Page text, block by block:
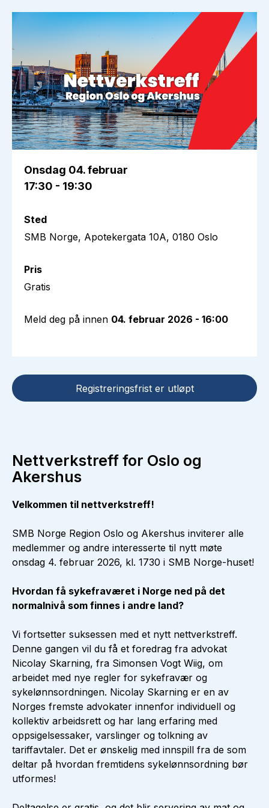
Nettverkstreff for Oslo og
Akershus
Velkommen til nettverkstreff!
SMB Norge Region Oslo og Akershus inviterer alle
medlemmer og andre interesserte til nytt møte
onsdag 4. februar 2026, kl. 1730 i SMB Norge-huset!
Hvordan få sykefraværet i Norge ned på det
normalnivå som finnes i andre land?
Vi fortsetter suksessen med et nytt nettverkstreff.
Denne gangen vil du få et foredrag fra advokat
Nicolay Skarning, fra Simonsen Vogt Wiig, om
arbeidet med nye regler for sykefravær og
sykelønnsordningen. Nicolay Skarning er en av
Norges fremste advokater innenfor individuell og
kollektiv arbeidsrett og har lang erfaring med
oppsigelsessaker, varslinger og tolkning av
tariffavtaler. Det er ønskelig med innspill fra de som
deltar på hvordan fremtidens sykelønnsordning bør
utformes!
Onsdag 04. februar
17:30 - 19:30
Sted
SMB Norge, Apotekergata 10A, 0180 Oslo
Pris
Gratis
Meld deg på innen 04. februar 2026 - 16:00
Registreringsfrist er utløpt